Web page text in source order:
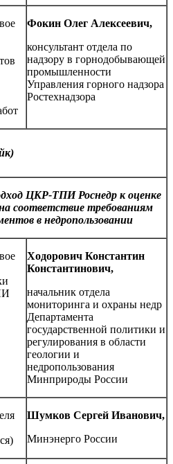
Фокин Олег Алексеевич,
консультант отдела по
надзору в горнодобывающей
промышленности
Управления горного надзора
Ростехнадзора
ЦКР-ТПИ Роснедр к оценке
соответствие требованиям
в недропользовании
Ходорович Константин
Константинович,
начальник отдела
мониторинга и охраны недр
Департамента
государственной политики и
регулирования в области
геологии и
недропользования
Минприроды России
Шумков Сергей Иванович,
Минэнерго России